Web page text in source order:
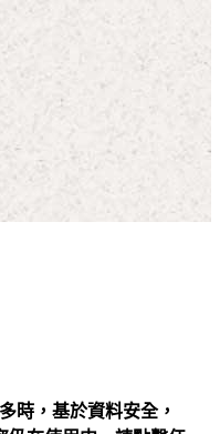
時，基於資料安全，